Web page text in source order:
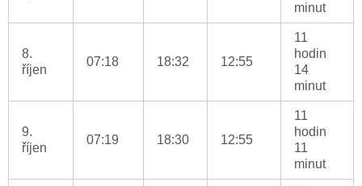
minut
8.
říjen
07:18 18:32 12:55
11
hodin
14
minut
9.
říjen
07:19 18:30 12:55
11
hodin
11
minut